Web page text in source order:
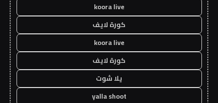
koora live
كورة لايف
koora live
كورة لايف
يلا شوت
yalla shoot